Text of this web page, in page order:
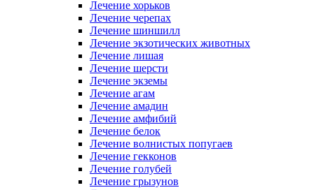
Лечение хорьков
Лечение черепах
Лечение шиншилл
Лечение экзотических животных
Лечение лишая
Лечение шерсти
Лечение экземы
Лечение агам
Лечение амадин
Лечение амфибий
Лечение белок
Лечение волнистых попугаев
Лечение гекконов
Лечение голубей
Лечение грызунов